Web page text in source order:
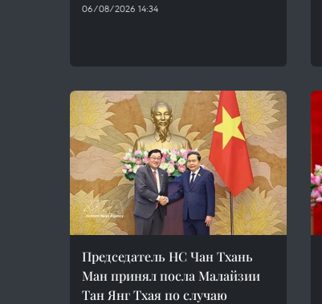
06/08/2026 14:34
Председатель НС Чан Тхань
Ман принял посла Малайзии
Тан Янг Тхая по случаю